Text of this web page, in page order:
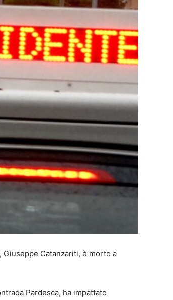
Giuseppe Catanzariti, è morto a
Pardesca, ha impattato